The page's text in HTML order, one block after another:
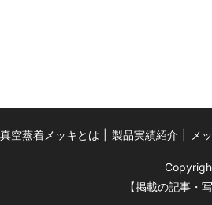
真空蒸着メッキとは 製品実績紹介 メ
【掲載の記事・